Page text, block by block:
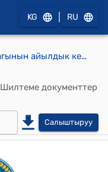
KG RU
Күмүштак айыл аймагынын айылдык кеңешинин 2024-жылдын 19-августундагы № 19 "Күмүштак айыл өкмөтүнүнүн карамагындагы “Күмүштак” муниципалдык ишканасына заманбап экскаватор алуу боюнча долбоорлорду тандап тиешелүү фонддорго жөнөтүү жөнүндө" токтому
Шилтеме документтер
Салыштыруу